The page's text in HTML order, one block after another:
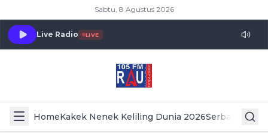
Sabtu, 8 Agustus 2026
Live Radio LIVE
HomeKakek Nenek Keliling Dunia 2026Serba Serbi